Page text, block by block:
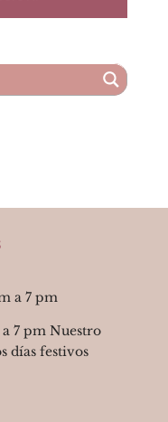
a 7 pm
7 pm Nuestro
días festivos